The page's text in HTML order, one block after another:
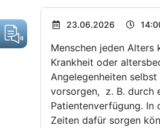
23.06.2026
Menschen jeden Alters
Krankheit oder
Angelegenheiten
vorsorgen, z. B. durch
Patientenverfügung. In
Zeiten dafür sorgen